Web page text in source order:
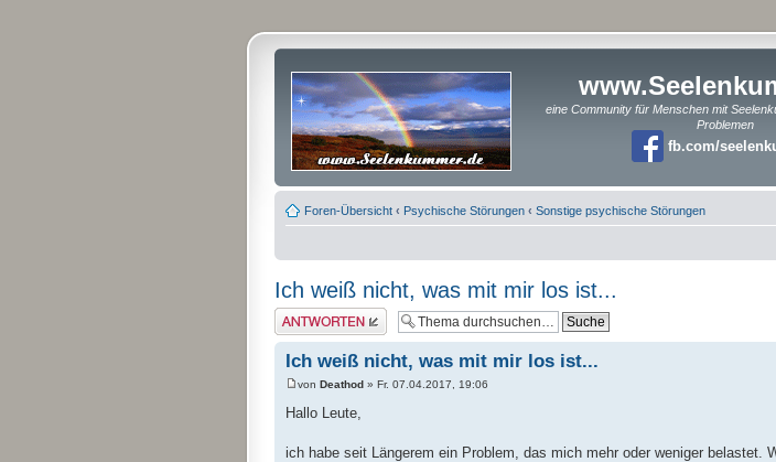
eine Community für Menschen mit
Problemen
fb.com/
Foren-Übersicht ‹ Psychische Störungen ‹ Sonstige psychische Störungen
Ich weiß nicht, was mit mir los ist...
Antwort erstellen
Ich weiß nicht, was mit mir los ist...
von Deathod » Fr. 07.04.2017, 19:06
Hallo Leute,
ich habe seit Längerem ein Problem, das mich mehr oder weniger belastet.